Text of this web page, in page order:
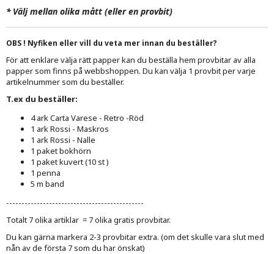
* Välj mellan olika mått (eller en provbit)
OBS ! Nyfiken eller vill du veta mer innan du beställer?
För att enklare välja rätt papper kan du beställa hem provbitar av alla
papper som finns på webbshoppen. Du kan välja 1 provbit per varje
artikelnummer som du beställer.
T.ex du beställer:
4 ark Carta Varese - Retro -Röd
1 ark Rossi - Maskros
1 ark Rossi - Nalle
1 paket bokhörn
1 paket kuvert (10 st )
1 penna
5 m band
---------------------------------------------
Totalt 7 olika artiklar = 7 olika gratis provbitar.
Du kan gärna markera 2-3 provbitar extra. (om det skulle vara slut med
nån av de första 7 som du har önskat)